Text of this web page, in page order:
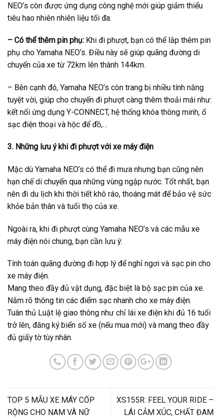
NEO’s còn được ứng dụng công nghệ mới giúp giảm thiểu
tiêu hao nhiên nhiên liệu tối đa.
– Có thể thêm pin phụ: Khi đi phượt, bạn có thể lắp thêm pin
phụ cho Yamaha NEO’s. Điều này sẽ giúp quãng đường di
chuyển của xe từ 72km lên thành 144km.
– Bên cạnh đó, Yamaha NEO’s còn trang bị nhiều tính năng
tuyệt vời, giúp cho chuyến đi phượt càng thêm thoải mái như:
kết nối ứng dụng Y-CONNECT, hệ thống khóa thông minh, ổ
sạc điện thoại và hộc để đồ,…
3. Những lưu ý khi đi phượt với xe máy điện
Mặc dù Yamaha NEO’s có thể đi mưa nhưng bạn cũng nên
hạn chế di chuyển qua những vùng ngập nước. Tốt nhất, bạn
nên đi du lịch khi thời tiết khô ráo, thoáng mát để bảo vệ sức
khỏe bản thân và tuổi thọ của xe.
Ngoài ra, khi đi phượt cùng Yamaha NEO’s và các mẫu xe
máy điện nói chung, bạn cần lưu ý:
Tính toán quãng đường đi hợp lý để nghỉ ngơi và sạc pin cho
xe máy điện.
Mang theo đầy đủ vật dụng, đặc biệt là bộ sạc pin của xe.
Nắm rõ thông tin các điểm sạc nhanh cho xe máy điện.
Tuân thủ Luật lệ giao thông như chỉ lái xe điện khi đủ 16 tuổi
trở lên, đăng ký biển số xe (nếu mua mới) và mang theo đầy
đủ giấy tờ tùy nhân.
TOP 5 MẪU XE MÁY CỐP
RỘNG CHO NAM VÀ NỮ
XS155R: FEEL YOUR RIDE –
LÁI CẢM XÚC, CHẤT ĐAM